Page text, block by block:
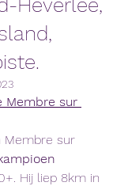
Heverlee,
Membre sur
Membre sur
Hij liep 8km in